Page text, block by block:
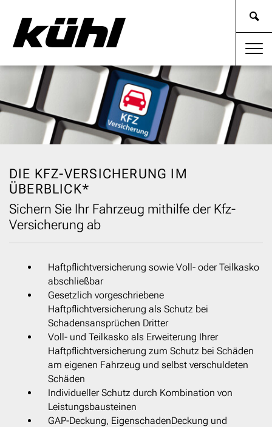
DIE KFZ-VERSICHERUNG IM
ÜBERBLICK*
Sichern Sie Ihr Fahrzeug mithilfe der Kfz-
Versicherung ab
Haftpflichtversicherung sowie Voll- oder Teilkasko
abschließbar
Gesetzlich vorgeschriebene
Haftpflichtversicherung als Schutz bei
Schadensansprüchen Dritter
Voll- und Teilkasko als Erweiterung Ihrer
Haftpflichtversicherung zum Schutz bei Schäden
am eigenen Fahrzeug und selbst verschuldeten
Schäden
Individueller Schutz durch Kombination von
Leistungsbausteinen
GAP-Deckung, EigenschadenDeckung und